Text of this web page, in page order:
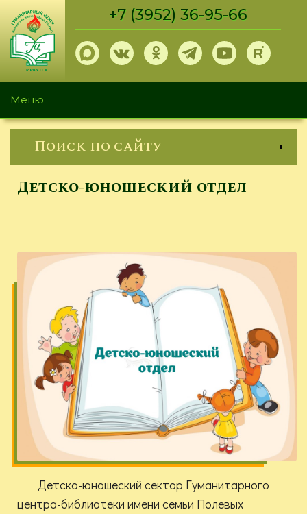
Перейти
основному
содержанию
+7 (3952) 36-95-66
Меню
Поиск по сайту
Детско-юношеский отдел
Детско-юношеский сектор Гуманитарного
центра-библиотеки имени семьи Полевых